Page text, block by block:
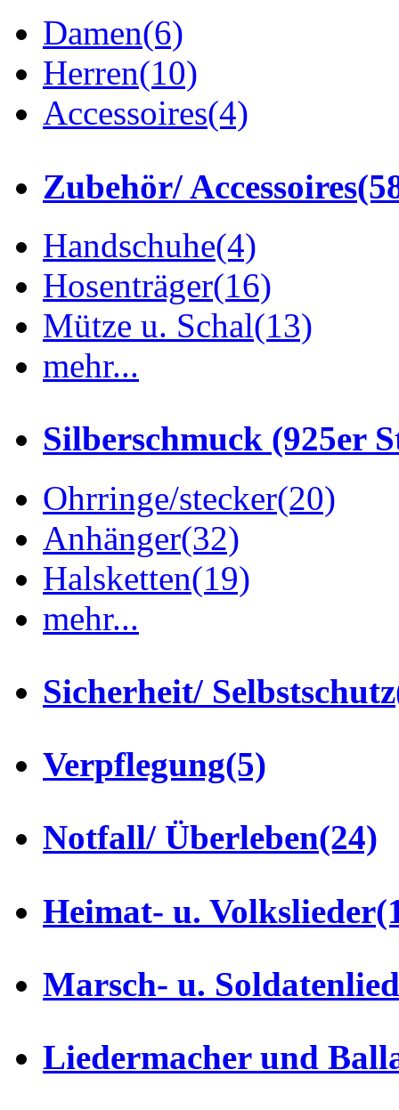
Damen(6)
Herren(10)
Accessoires(4)
Zubehör/ Accessoires
Handschuhe(4)
Hosenträger(16)
Mütze u. Schal(13)
mehr...
Silberschmuck (925er
Ohrringe/stecker(20)
Anhänger(32)
Halsketten(19)
mehr...
Sicherheit/ Selbstschutz
Verpflegung(5)
Notfall/ Überleben(24)
Heimat- u. Volkslieder
Marsch- u.
Liedermacher und